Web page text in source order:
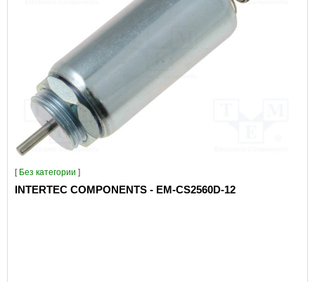
[ Без категории ]
INTERTEC COMPONENTS - EM-CS2560D-12